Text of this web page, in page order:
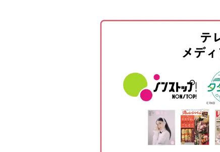
パレットに必要な色を準備する
下側の太い線を書く
文字を書く